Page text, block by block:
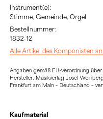
Instrument(e):
Stimme, Gemeinde, Orgel
Bestellnummer:
1832-12
Alle Artikel des Komponisten
Angaben gemäß EU-Verordnung
Hersteller: Musikverlag Josef
Frankfurt am Main – Deutschland –
Kaufmaterial